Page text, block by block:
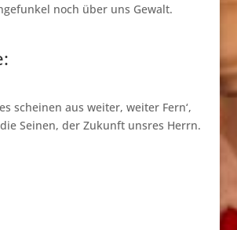
noch über uns Gewalt.
scheinen aus weiter, weiter Fern‘,
Seinen, der Zukunft unsres Herrn.